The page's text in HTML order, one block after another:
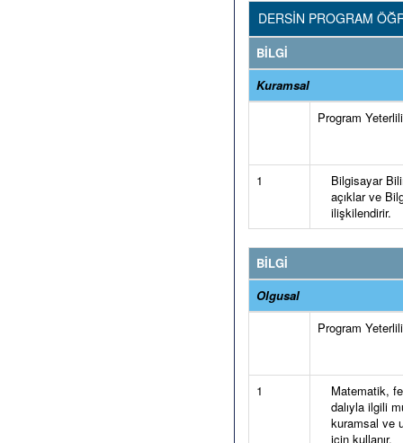
DERSİN PROGRAM
BİLGİ
Kuramsal
Program
1
Bilgisayar
açıklar ve
ilişkilendirir.
BİLGİ
Olgusal
Program
1
Matematik,
dalıyla ilgili
kuramsal ve
için kullanır.